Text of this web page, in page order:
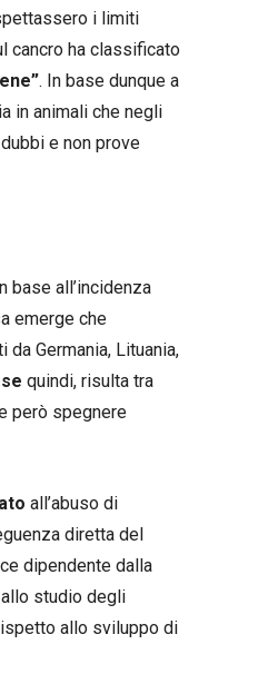
i limiti
cancro ha classificato
. In base dunque a
in animali che negli
e non prove
base all’incidenza
emerge che
Germania, Lituania,
quindi, risulta tra
però spegnere
all’abuso di
diretta del
dipendente dalla
studio degli
allo sviluppo di